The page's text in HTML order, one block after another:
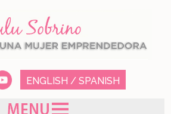
ENGLISH / SPANISH